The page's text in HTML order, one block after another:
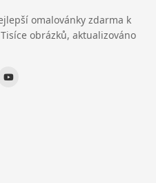
omalovánky zdarma k
obrázků, aktualizováno